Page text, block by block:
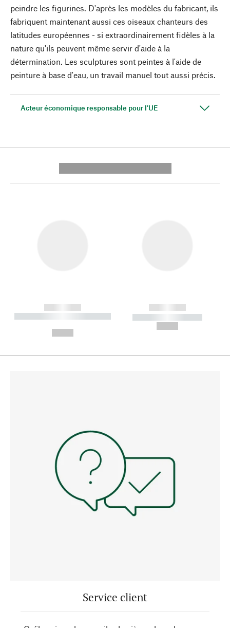
peindre les figurines. D'après les modèles du fabricant, ils
fabriquent maintenant aussi ces oiseaux chanteurs des
latitudes européennes - si extraordinairement fidèles à la
nature qu'ils peuvent même servir d'aide à la
détermination. Les sculptures sont peintes à l'aide de
peinture à base d'eau, un travail manuel tout aussi précis.
Acteur économique responsable pour l'UE
------------
----------- ----------- --------
------------
----------- -----------
Service client